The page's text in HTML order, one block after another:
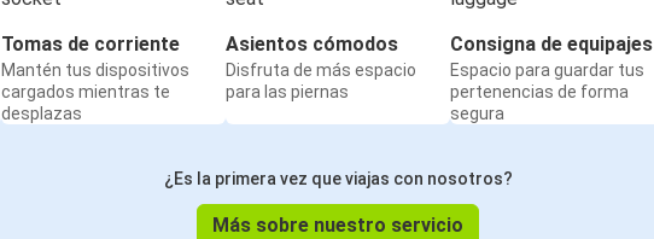
Tomas de corriente
Mantén tus dispositivos
cargados mientras te
desplazas
Asientos cómodos
Disfruta de más espacio
para las piernas
Consigna de equipajes
Espacio para guardar tus
pertenencias de forma
segura
¿Es la primera vez que viajas con nosotros?
Más sobre nuestro servicio